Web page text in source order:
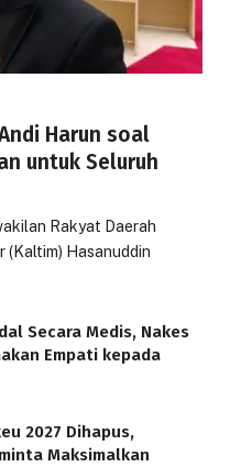
Harun soal
untuk Seluruh
Rakyat Daerah
(Kaltim) Hasanuddin
Secara Medis, Nakes
Empati kepada
2027 Dihapus,
Maksimalkan